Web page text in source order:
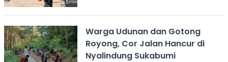
Warga Udunan dan Gotong
Royong, Cor Jalan Hancur di
Nyalindung Sukabumi